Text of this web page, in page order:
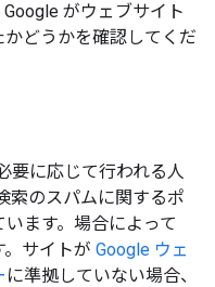
Google がウェブサイト
どうかを確認してくだ
要に応じて行われる人
索のスパムに関するポ
ます。場合によって
。サイトが Google ウェ
に準拠していない場合、